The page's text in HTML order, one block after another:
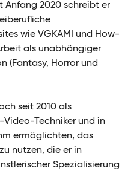
Anfang 2020 schreibt er
wie VGKAMI und How-
als unabhängiger
(Fantasy, Horror und
seit 2010 als
Techniker und in
ermöglichten, das
nutzen, die er in
Spezialisierung